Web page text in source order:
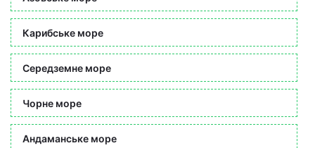
Карибське море
Середземне море
Чорне море
Андаманське море